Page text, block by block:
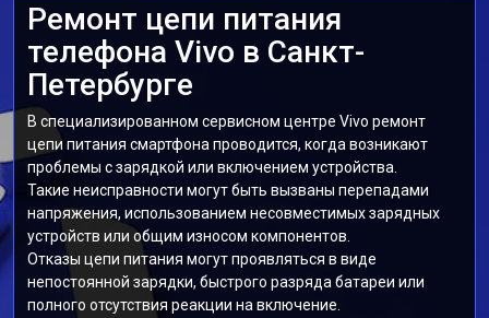
Ремонт цепи питания
телефона Vivo в Санкт-
Петербурге
В специализированном сервисном центре Vivo ремонт
цепи питания смартфона проводится, когда возникают
проблемы с зарядкой или включением устройства.
Такие неисправности могут быть вызваны перепадами
напряжения, использованием несовместимых зарядных
устройств или общим износом компонентов.
Отказы цепи питания могут проявляться в виде
непостоянной зарядки, быстрого разряда батареи или
полного отсутствия реакции на включение.